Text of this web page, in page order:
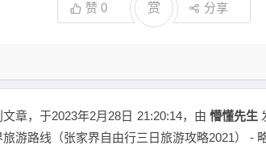
赞 0 赏 分享
章，于2023年2月28日 21:20:14，由 懵懂先生
旅游路线（张家界自由行三日旅游攻略2021） -